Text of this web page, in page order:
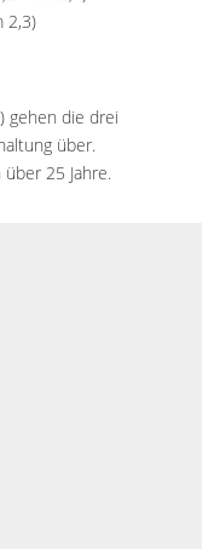
2,3)
gehen die drei
über.
25 Jahre.